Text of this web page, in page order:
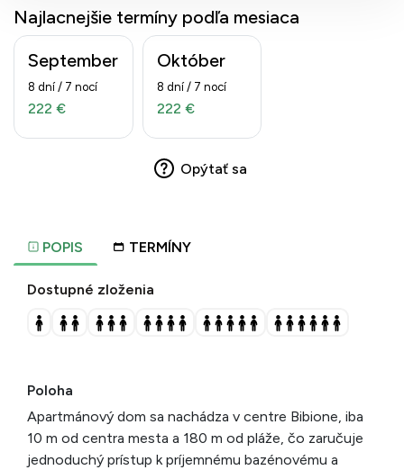
POPIS TERMÍNY
Dostupné zloženia
Poloha
Apartmánový dom sa nachádza v centre Bibione, iba
10 m od centra mesta a 180 m od pláže, čo zaručuje
jednoduchý prístup k príjemnému bazénovému a
Najlacnejšie termíny podľa mesiaca
September
8 dní / 7 nocí
222 €
Október
8 dní / 7 nocí
222 €
Opýtať sa